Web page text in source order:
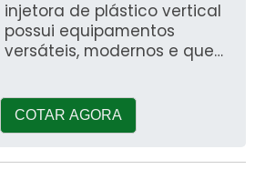
injetora de plástico vertical
possui equipamentos
versáteis, modernos e que
industrial ter
COTAR AGORA